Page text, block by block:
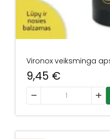
Vironox veiksminga
9,45 €
produkto kiekis: